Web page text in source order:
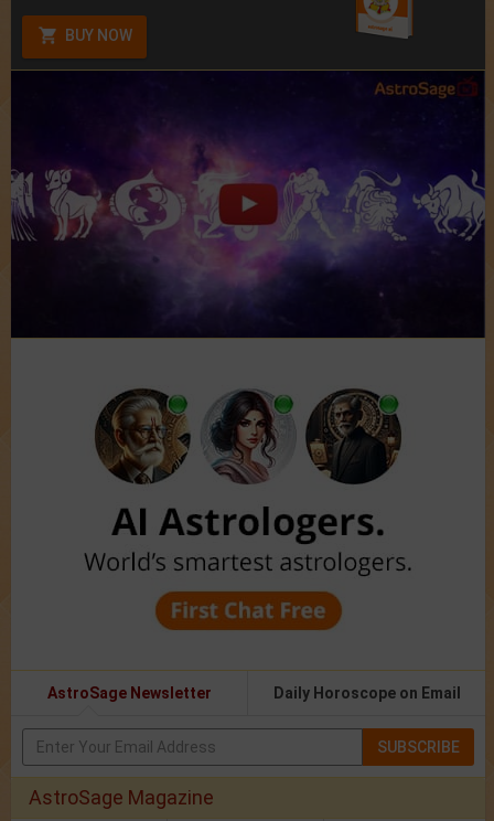
BUY NOW
AstroSage Newsletter Daily Horoscope on Email
SUBSCRIBE
AstroSage Magazine